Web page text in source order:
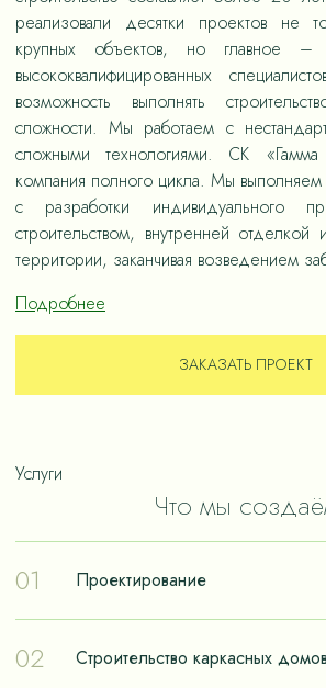
реализовали десятки проектов
крупных объектов, но главное –
высококвалифицированных
возможность выполнять
сложности. Мы работаем с
сложными технологиями. СК «Гамма
компания полного цикла. Мы выполняем
с разработки индивидуального
строительством, внутренней отделкой
территории, заканчивая возведением
Подробнее
ЗАКАЗАТЬ ПРОЕКТ
Услуги
Что мы
01
Проектирование
реализации мечты о собственном
02 Строительство каркасных домов